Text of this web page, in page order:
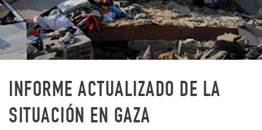
INFORME ACTUALIZADO DE LA
SITUACIÓN EN GAZA